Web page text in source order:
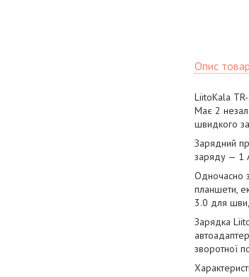
Опис
LiitoKala
Має 2
швидкого
Зарядний
заряду — 1
Одночасно
планшети,
3.0 для
Зарядка
зворотної